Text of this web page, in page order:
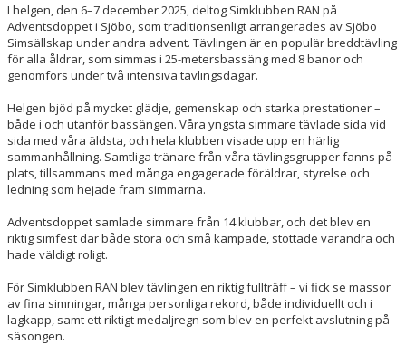
BLI SPONSOR
ANTIDOPING
KUL I MALMÖ – RIBBAN 2026
I helgen, den 6–7 december 2025, deltog Simklubben RAN på
Adventsdoppet i Sjöbo, som traditionsenligt arrangerades av Sjöbo
Simsällskap under andra advent. Tävlingen är en populär breddtävling
för alla åldrar, som simmas i 25-metersbassäng med 8 banor och
genomförs under två intensiva tävlingsdagar.
Helgen bjöd på mycket glädje, gemenskap och starka prestationer –
både i och utanför bassängen. Våra yngsta simmare tävlade sida vid
sida med våra äldsta, och hela klubben visade upp en härlig
sammanhållning. Samtliga tränare från våra tävlingsgrupper fanns på
plats, tillsammans med många engagerade föräldrar, styrelse och
ledning som hejade fram simmarna.
Adventsdoppet samlade simmare från 14 klubbar, och det blev en
riktig simfest där både stora och små kämpade, stöttade varandra och
hade väldigt roligt.
För Simklubben RAN blev tävlingen en riktig fullträff – vi fick se massor
av fina simningar, många personliga rekord, både individuellt och i
lagkapp, samt ett riktigt medaljregn som blev en perfekt avslutning på
säsongen.